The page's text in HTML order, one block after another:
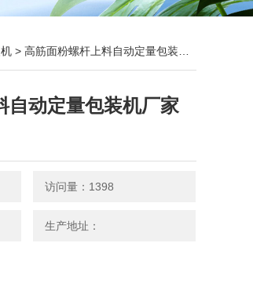
> 高筋面粉螺杆上料自动定量包装机厂家供应
自动定量包装机厂家
访问量：1398
生产地址：